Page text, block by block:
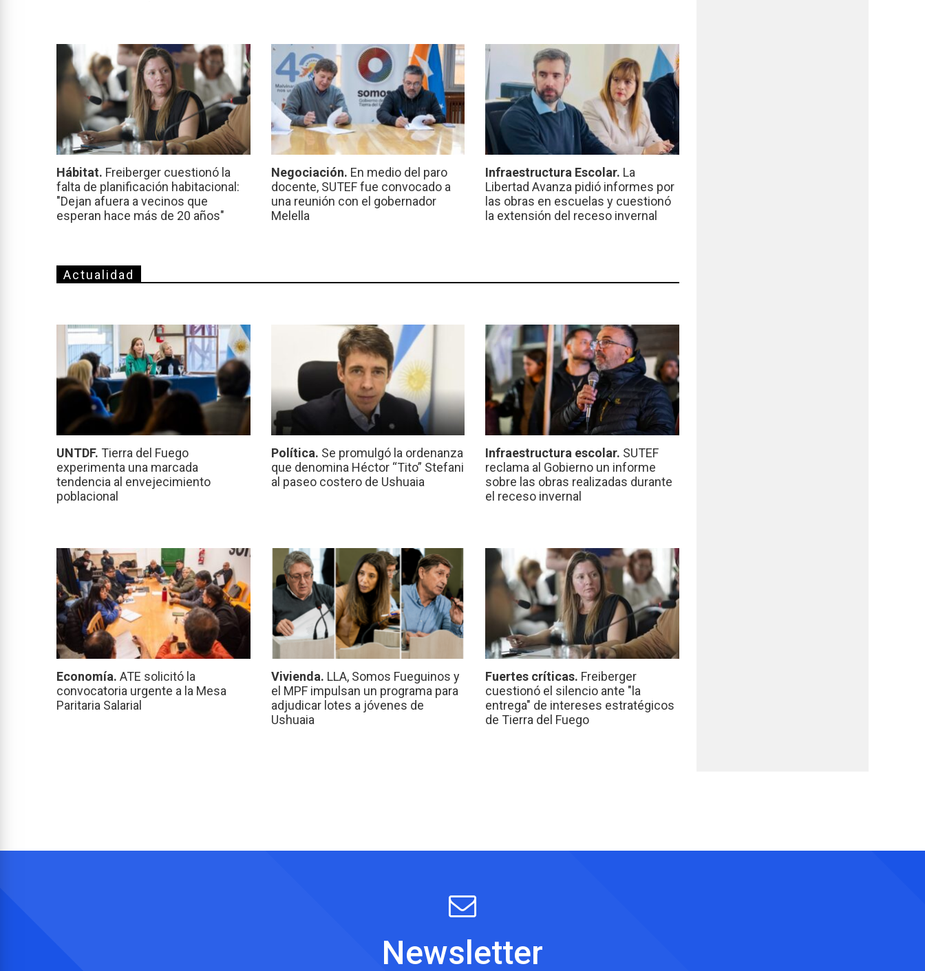
Hábitat. Freiberger cuestionó la
falta de planificación habitacional:
"Dejan afuera a vecinos que
esperan hace más de 20 años"
Negociación. En medio del paro
docente, SUTEF fue convocado a
una reunión con el gobernador
Melella
Infraestructura Escolar. La
Libertad Avanza pidió informes por
las obras en escuelas y cuestionó
la extensión del receso invernal
Actualidad
UNTDF. Tierra del Fuego
experimenta una marcada
tendencia al envejecimiento
poblacional
Política. Se promulgó la ordenanza
que denomina Héctor “Tito” Stefani
al paseo costero de Ushuaia
Infraestructura escolar. SUTEF
reclama al Gobierno un informe
sobre las obras realizadas durante
el receso invernal
Economía. ATE solicitó la
convocatoria urgente a la Mesa
Paritaria Salarial
Vivienda. LLA, Somos Fueguinos y
el MPF impulsan un programa para
adjudicar lotes a jóvenes de
Ushuaia
Fuertes críticas. Freiberger
cuestionó el silencio ante "la
entrega" de intereses estratégicos
de Tierra del Fuego
Newsletter